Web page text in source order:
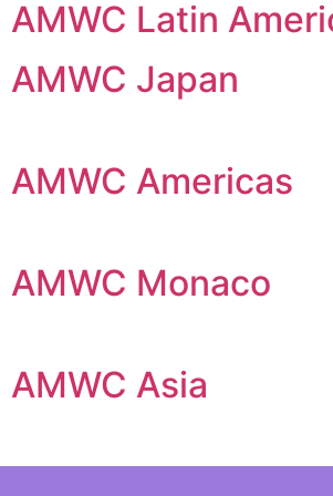
AMWC Latin
AMWC Japan
AMWC Americas
AMWC Monaco
AMWC Asia